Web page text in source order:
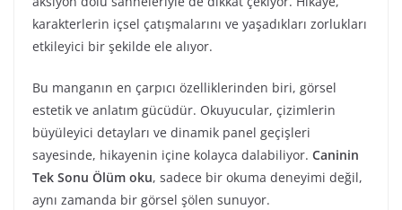
karakterlerin içsel çatışmalarını ve yaşadıkları zorlukları
etkileyici bir şekilde ele alıyor.
Bu manganın en çarpıcı özelliklerinden biri, görsel
estetik ve anlatım gücüdür. Okuyucular, çizimlerin
büyüleyici detayları ve dinamik panel geçişleri
sayesinde, hikayenin içine kolayca dalabiliyor. Caninin
Tek Sonu Ölüm oku, sadece bir okuma deneyimi değil,
aynı zamanda bir görsel şölen sunuyor.